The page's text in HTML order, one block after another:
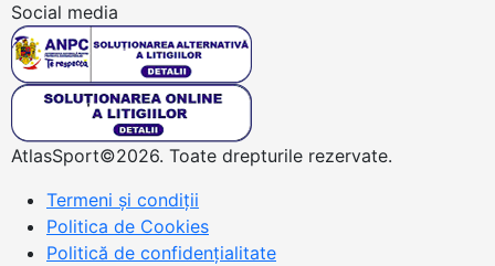
Social media
AtlasSport©2026. Toate drepturile rezervate.
Termeni și condiții
Politica de Cookies
Politică de confidențialitate